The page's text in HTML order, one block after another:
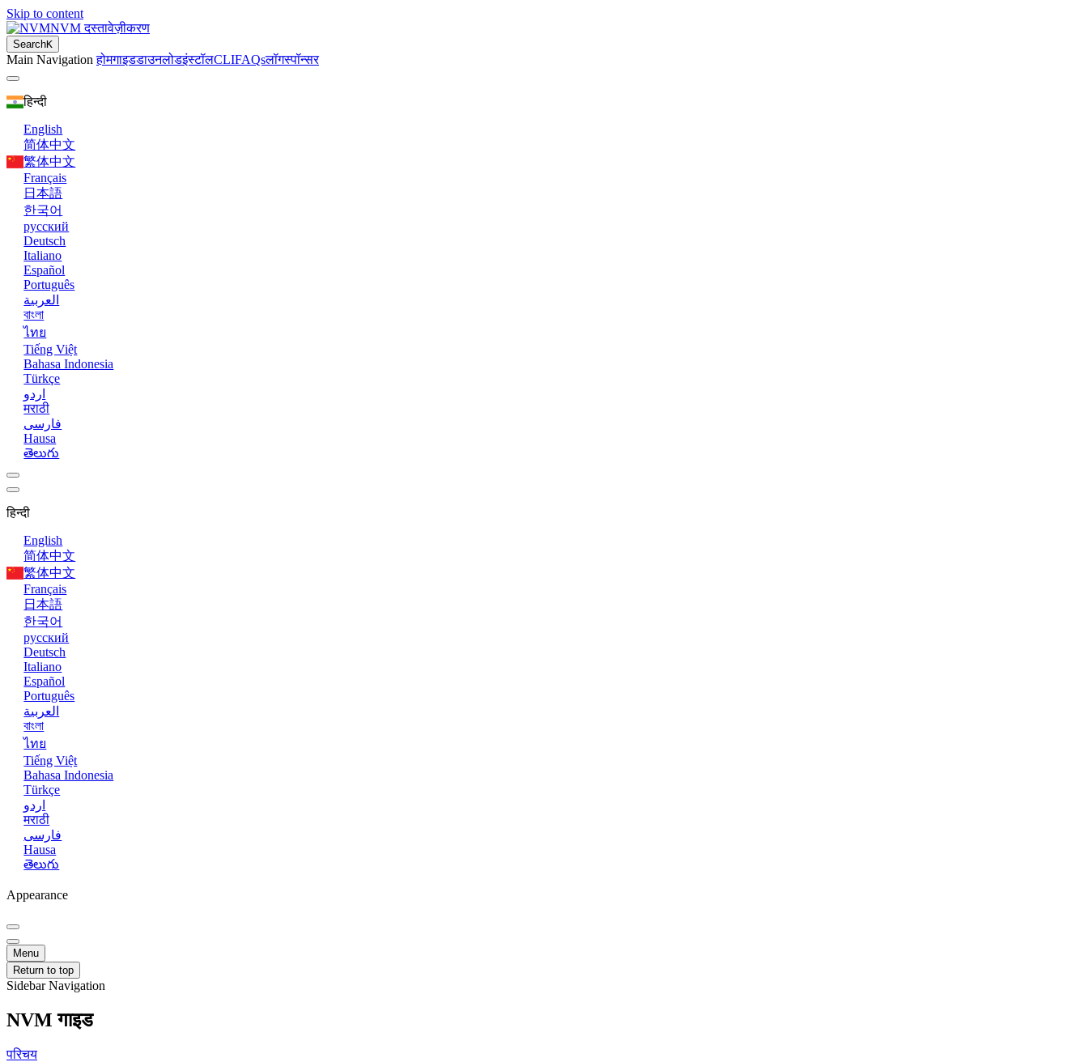
Skip to content
NVM दस्तावेज़ीकरण
SearchK
Main Navigationहोमगाइडडाउनलोडइंस्टॉलCLIFAQsलॉगस्पॉन्सर
हिन्दी
English
简体中文
繁体中文
Français
日本語
한국어
русский
Deutsch
Italiano
Español
Português
العربية
বাংলা
ไทย
Tiếng Việt
Bahasa Indonesia
Türkçe
اردو
मराठी
فارسی
Hausa
తెలుగు
हिन्दी
English
简体中文
繁体中文
Français
日本語
한국어
русский
Deutsch
Italiano
Español
Português
العربية
বাংলা
ไทย
Tiếng Việt
Bahasa Indonesia
Türkçe
اردو
मराठी
فارسی
Hausa
తెలుగు
Appearance
Menu
Return to top
Sidebar Navigation
NVM गाइड
परिचय